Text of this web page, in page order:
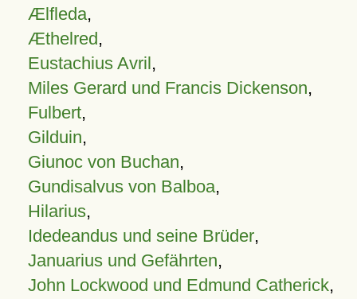
Ælfleda,
Æthelred,
Eustachius Avril,
Miles Gerard und Francis Dickenson,
Fulbert,
Gilduin,
Giunoc von Buchan,
Gundisalvus von Balboa,
Hilarius,
Idedeandus und seine Brüder,
Januarius und Gefährten,
John Lockwood und Edmund Catherick,